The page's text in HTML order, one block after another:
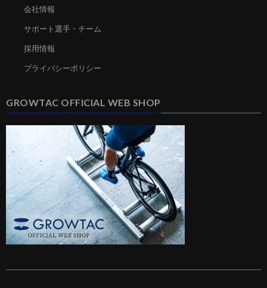
会社情報
サポート選手・チーム
採用情報
プライバシーポリシー
GROWTAC OFFICIAL WEB SHOP